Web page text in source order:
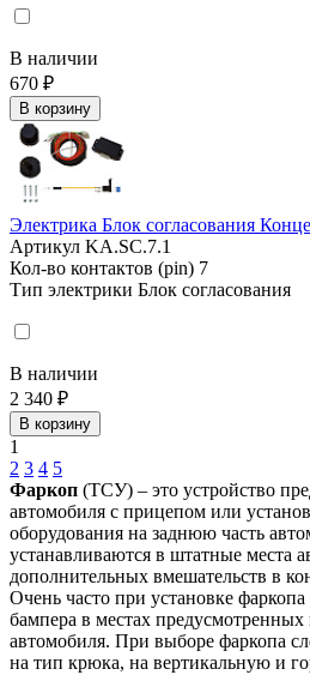
В наличии
670 ₽
В корзину
Электрика Блок согласования
Артикул KA.SC.7.1
Кол-во контактов (pin) 7
Тип электрики Блок согласования
В наличии
2 340 ₽
В корзину
1
2 3 4 5
Фаркоп (ТСУ) – это устройство
автомобиля с прицепом или
оборудования на заднюю часть
устанавливаются в штатные места
дополнительных вмешательств в
Очень часто при установке фаркопа
бампера в местах предусмотренных
автомобиля. При выборе фаркопа
на тип крюка, на вертикальную и